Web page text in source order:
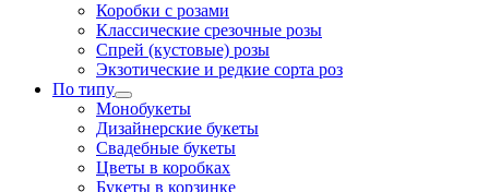
Коробки с розами
Классические срезочные розы
Спрей (кустовые) розы
Экзотические и редкие сорта роз
По типу
Монобукеты
Дизайнерские букеты
Свадебные букеты
Цветы в коробках
Букеты в корзинке